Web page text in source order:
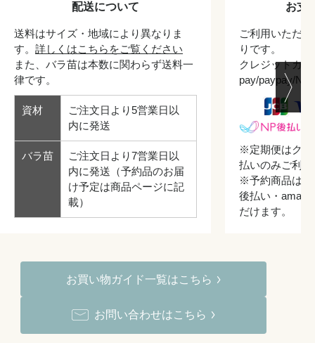
配送について
送料はサイズ・地域により異なりま
す。 詳しくはこちらをご覧ください
また、バラ苗は本数に関わらず送料一
律です。
資材
ご注文日より5営業日以
内に発送
バラ苗
ご注文日より7営業日以
内に発送（予約品のお届
け予定は商品ページに記
載）
お支
ご利用いただ
りです。
クレジットカ
pay/paypay/
※定期便はクレ
払いのみご利
※予約商品はク
後払い・
だけます。
お買い物ガイド一覧はこちら
お問い合わせはこちら